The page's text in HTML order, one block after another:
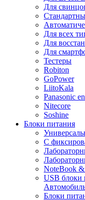
Для
Для всех
Для
Для
Тестеры
Robiton
GoPower
LiitoKala
Panasonic
Nitecore
Soshine
Блоки питания
C
NoteBook
USB
Блоки